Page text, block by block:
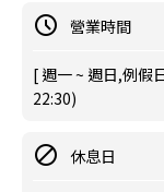
營業時間
[ 週一 ~ 週日,例假
22:30)
休息日